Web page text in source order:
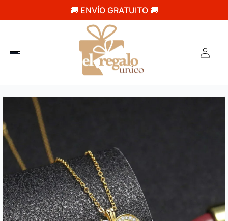
🚚 ENVÍO GRATUITO 🚚